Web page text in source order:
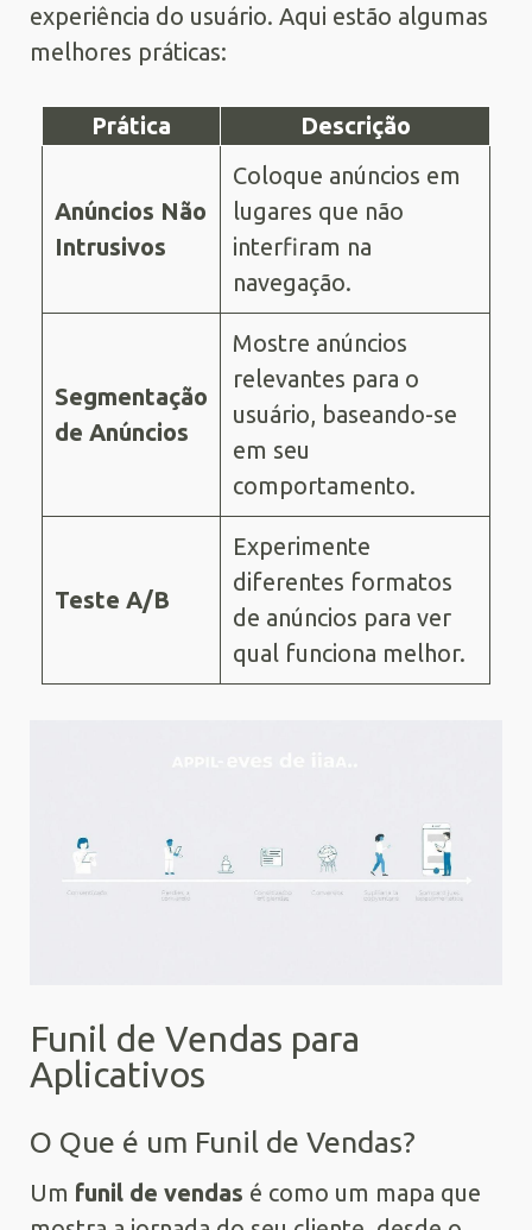
experiência do usuário. Aqui estão algumas
melhores práticas:
Prática Descrição
Anúncios Não
Intrusivos
Coloque anúncios em
lugares que não
interfiram na
navegação.
Segmentação
de Anúncios
Mostre anúncios
relevantes para o
usuário, baseando-se
em seu
comportamento.
Teste A/B
Experimente
diferentes formatos
de anúncios para ver
qual funciona melhor.
Funil de Vendas para
Aplicativos
O Que é um Funil de Vendas?
Um funil de vendas é como um mapa que